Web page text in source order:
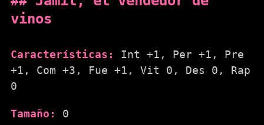
vinos
Características:
Int +1, Per +1, Pre
+1, Com +3, Fue +1, Vit 0, Des 0, Rap
0
Tamaño: 0